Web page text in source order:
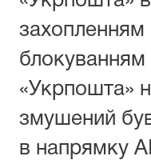
захопленням
блокуванням
«Укрпошта»
змушений
в напрямку